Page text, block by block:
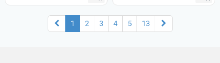
1 2 3 4 5 13